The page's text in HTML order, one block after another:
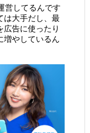
営してるんです
は大手だし、最
広告に使ったり
増やしているん